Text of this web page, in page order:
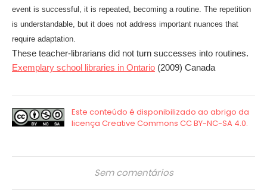
event is successful, it is repeated, becoming a routine. The repetition
is understandable, but it does not address important nuances that
require adaptation.
These teacher-librarians did not turn successes into routines.
Exemplary school libraries in Ontario (2009) Canada
Sem comentários